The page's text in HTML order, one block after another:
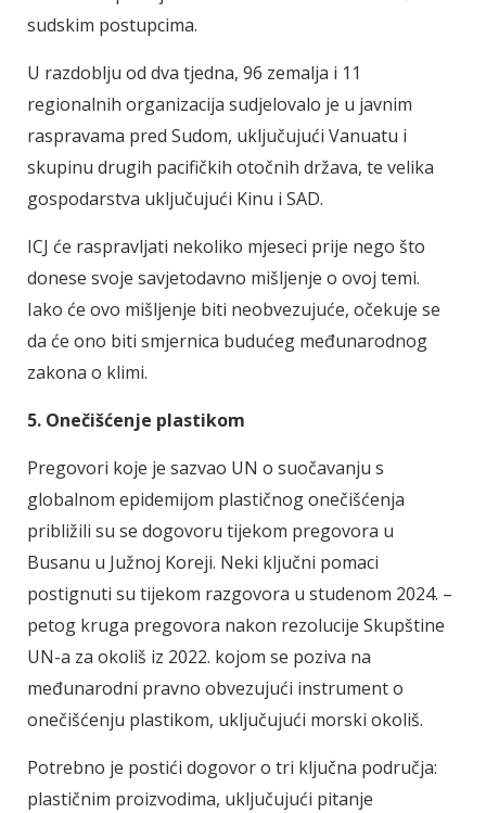
sudskim postupcima.
U razdoblju od dva tjedna, 96 zemalja i 11
regionalnih organizacija sudjelovalo je u javnim
raspravama pred Sudom, uključujući Vanuatu i
skupinu drugih pacifičkih otočnih država, te velika
gospodarstva uključujući Kinu i SAD.
ICJ će raspravljati nekoliko mjeseci prije nego što
donese svoje savjetodavno mišljenje o ovoj temi.
Iako će ovo mišljenje biti neobvezujuće, očekuje se
da će ono biti smjernica budućeg međunarodnog
zakona o klimi.
5. Onečišćenje plastikom
Pregovori koje je sazvao UN o suočavanju s
globalnom epidemijom plastičnog onečišćenja
približili su se dogovoru tijekom pregovora u
Busanu u Južnoj Koreji. Neki ključni pomaci
postignuti su tijekom razgovora u studenom 2024. –
petog kruga pregovora nakon rezolucije Skupštine
UN-a za okoliš iz 2022. kojom se poziva na
međunarodni pravno obvezujući instrument o
onečišćenju plastikom, uključujući morski okoliš.
Potrebno je postići dogovor o tri ključna područja:
plastičnim proizvodima, uključujući pitanje